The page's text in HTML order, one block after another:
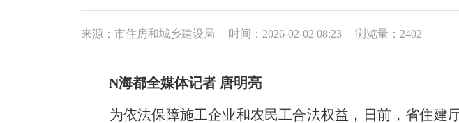
来源：市住房和城乡建设局 时间：2026-02-02 08:23 浏览量：2402
N海都全媒体记者 唐明亮
为依法保障施工企业和农民工合法权益，日前，省住建